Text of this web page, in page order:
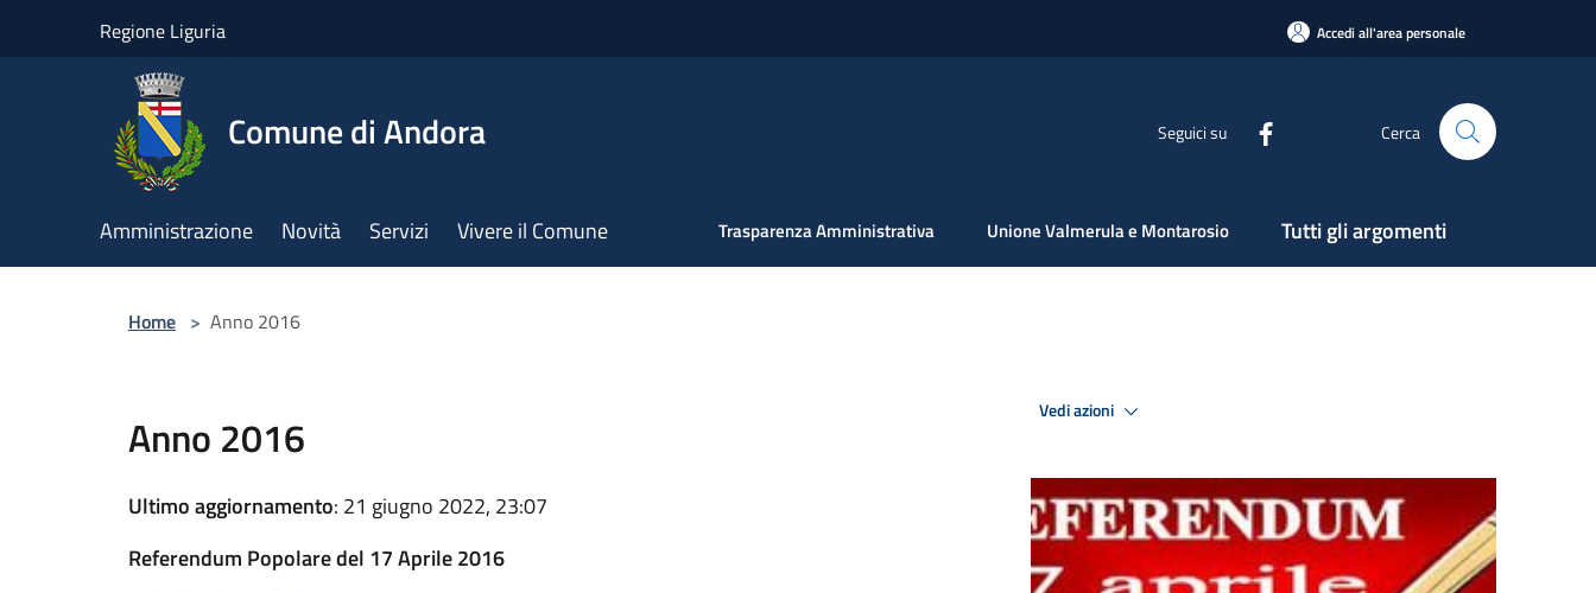
Regione Liguria Accedi all'area personale
Comune di Andora Seguici su Cerca
Amministrazione Novità Servizi Vivere il Comune Trasparenza Amministrativa Unione Valmerula e Montarosio Tutti gli argomenti
Home > Anno 2016
Anno 2016
Ultimo aggiornamento: 21 giugno 2022, 23:07
Referendum Popolare del 17 Aprile 2016
Vedi azioni